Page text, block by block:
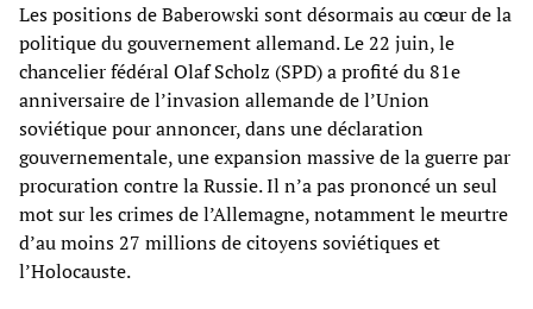
Les positions de Baberowski sont désormais au cœur de la
politique du gouvernement allemand. Le 22 juin, le
chancelier fédéral Olaf Scholz (SPD) a profité du 81e
anniversaire de l’invasion allemande de l’Union
soviétique pour annoncer, dans une déclaration
gouvernementale, une expansion massive de la guerre par
procuration contre la Russie. Il n’a pas prononcé un seul
mot sur les crimes de l’Allemagne, notamment le meurtre
d’au moins 27 millions de citoyens soviétiques et
l’Holocauste.